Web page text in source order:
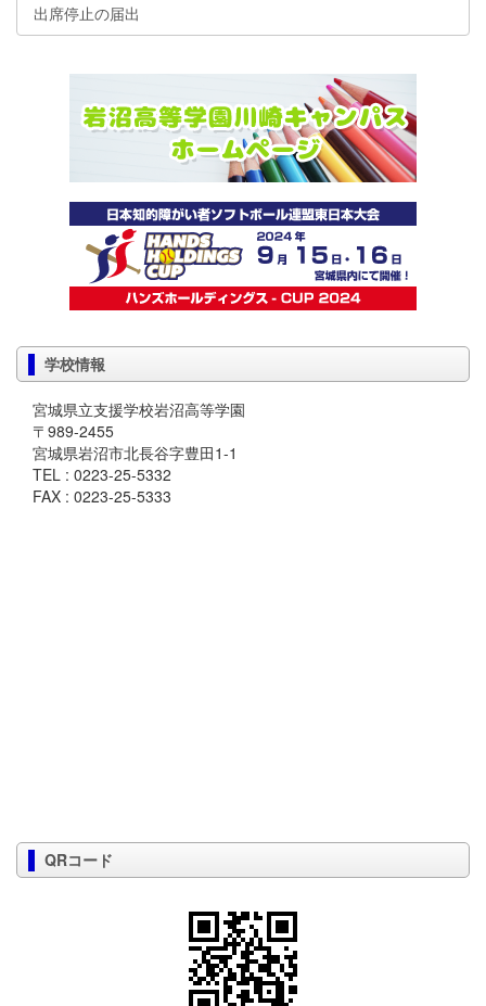
出席停止の届出
学校情報
宮城県立支援学校岩沼高等学園
〒989-2455
宮城県岩沼市北長谷字豊田1-1
TEL : 0223-25-5332
FAX : 0223-25-5333
QRコード